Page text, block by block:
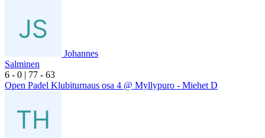
Johannes
Salminen
6 - 0 | 77 - 63
Open Padel Klubiturnaus osa 4 @ Myllypuro - Miehet D